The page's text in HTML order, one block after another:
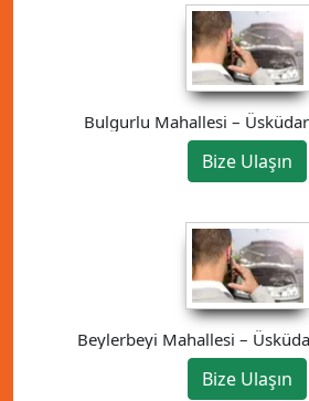
Bulgurlu Mahallesi – Üsküdar
Bize Ulaşın
Beylerbeyi Mahallesi –
Bize Ulaşın